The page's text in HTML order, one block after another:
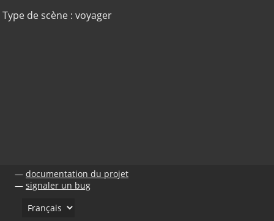
Type de scène : voyager
documentation du projet
signaler un bug